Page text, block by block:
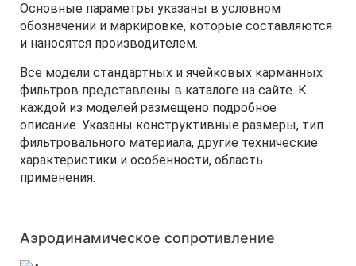
Основные параметры указаны в условном
обозначении и маркировке, которые составляются
и наносятся производителем.
Все модели стандартных и ячейковых карманных
фильтров представлены в каталоге на сайте. К
каждой из моделей размещено подробное
описание. Указаны конструктивные размеры, тип
фильтровального материала, другие технические
характеристики и особенности, область
применения.
Аэродинамическое сопротивление